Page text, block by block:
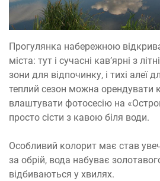
Прогулянка набережною
міста: тут і сучасні кав’ярні з
зони для відпочинку, і тихі алеї
теплий сезон можна орендувати
влаштувати фотосесію на
просто сісти з кавою біля води.
Особливий колорит має став
за обрій, вода набуває золотавого
відбиваються у хвилях.